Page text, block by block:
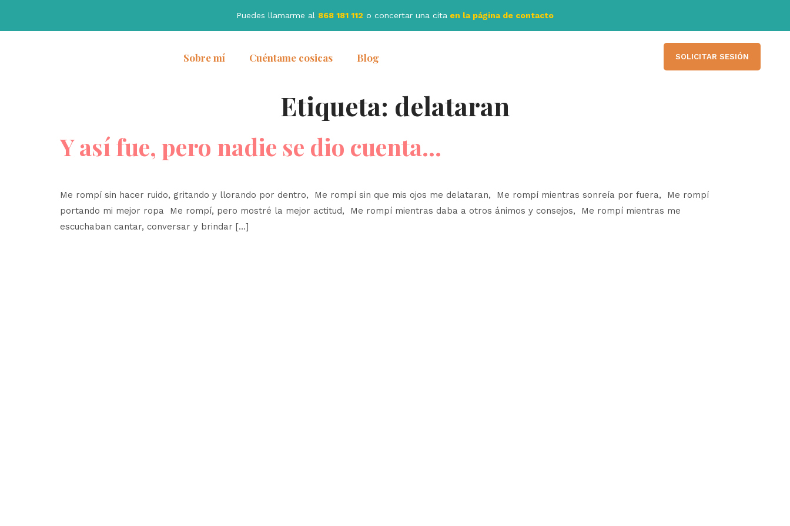
Puedes llamarme al 868 181 112 o concertar una cita en la página de contacto
Sobre mí Cuéntame cosicas Blog SOLICITAR SESIÓN
Etiqueta: delataran
Y así fue, pero nadie se dio cuenta…
Me rompí sin hacer ruido, gritando y llorando por dentro, Me rompí sin que mis ojos me delataran, Me rompí mientras sonreía por fuera, Me rompí
portando mi mejor ropa Me rompí, pero mostré la mejor actitud, Me rompí mientras daba a otros ánimos y consejos, Me rompí mientras me
escuchaban cantar, conversar y brindar […]